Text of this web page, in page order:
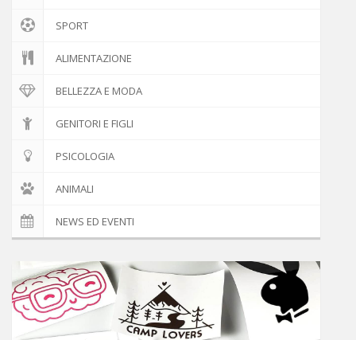
SPORT
ALIMENTAZIONE
BELLEZZA E MODA
GENITORI E FIGLI
PSICOLOGIA
ANIMALI
NEWS ED EVENTI